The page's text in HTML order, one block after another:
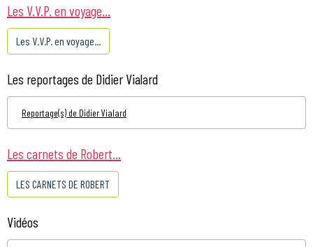
Les V.V.P. en voyage...
Les V.V.P. en voyage...
Les reportages de Didier Vialard
Reportage(s) de Didier Vialard
Les carnets de Robert...
LES CARNETS DE ROBERT
Vidéos